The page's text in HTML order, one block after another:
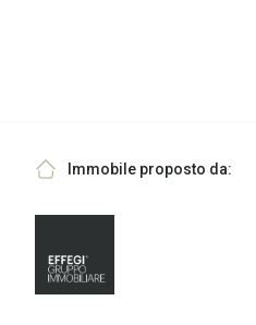
Immobile proposto da: